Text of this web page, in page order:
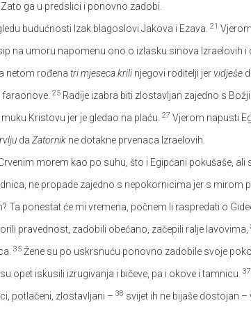
ga u predslici i ponovno zadobi.
budućnosti Izak blagoslovi Jakova i Ezava. 21
na umoru napomenu ono o izlasku sinova Izraelovih i
netom rođena tri mjeseca krili njegovi roditelji jervidješe
25 Radije izabra biti zlostavljan zajedno s
Kristovu jer je gledao na plaću. 27 Vjerom napusti
da Zatornik ne dotakne prvenaca Izraelovih.
morem kao po suhu, što i Egipćani pokušaše, ali
ne propade zajedno s nepokornicima jer s mirom
Ta ponestat će mi vremena, počnem li raspredati o
pravednost, zadobili obećano, začepili ralje lavovima,
35 Žene su po uskrsnuću ponovno zadobile svoje
opet iskusili izrugivanja i bičeve, pa i okove i tamnicu. 37
potlačeni, zlostavljani – 38 svijet ih ne bijaše dostojan